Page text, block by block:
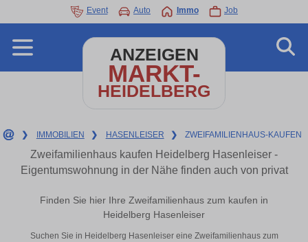
Event Auto Immo Job
ANZEIGEN
MARKT-
HEIDELBERG
❯ IMMOBILIEN ❯ HASENLEISER ❯ ZWEIFAMILIENHAUS-KAUFEN
Zweifamilienhaus kaufen Heidelberg Hasenleiser -
Eigentumswohnung in der Nähe finden auch von privat
Finden Sie hier Ihre Zweifamilienhaus zum kaufen in
Heidelberg Hasenleiser
Suchen Sie in Heidelberg Hasenleiser eine Zweifamilienhaus zum